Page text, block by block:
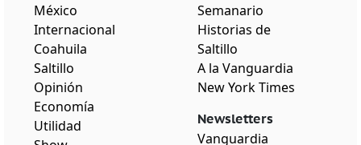
México
Internacional
Coahuila
Saltillo
Opinión
Economía
Utilidad
Semanario
Historias de
Saltillo
A la Vanguardia
New York Times
Newsletters
Vanguardia